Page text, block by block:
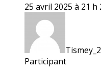
25 avril 2025 à 21 h
Participant